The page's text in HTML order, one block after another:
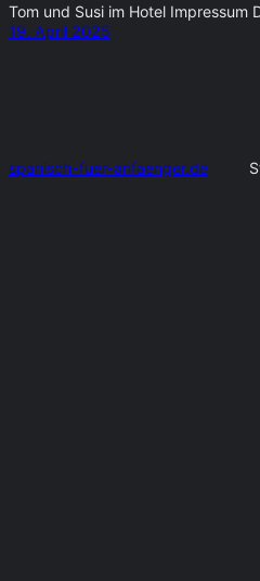
Tom und Susi im Hotel Impressum
19. April 2025
spanisch-fuer-anfaenger.de